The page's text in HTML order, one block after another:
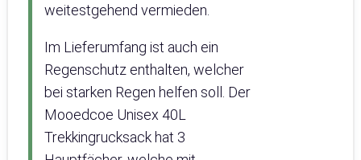
weitestgehend vermieden.
Im Lieferumfang ist auch ein
Regenschutz enthalten, welcher
bei starken Regen helfen soll. Der
Mooedcoe Unisex 40L
Trekkingrucksack hat 3